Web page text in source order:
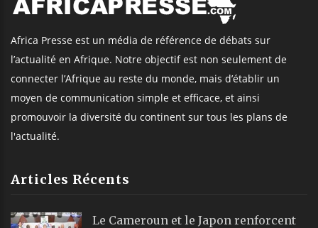
Africa Presse est un média de référence de débats sur
l’actualité en Afrique. Notre objectif est non seulement de
connecter l’Afrique au reste du monde, mais d’établir un
moyen de communication simple et efficace, et ainsi
promouvoir la diversité du continent sur tous les plans de
l'actualité.
Articles Récents
Le Cameroun et le Japon renforcent